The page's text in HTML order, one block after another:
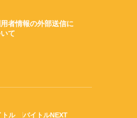
者情報の外部送信に
て
トル バイトルNEXT